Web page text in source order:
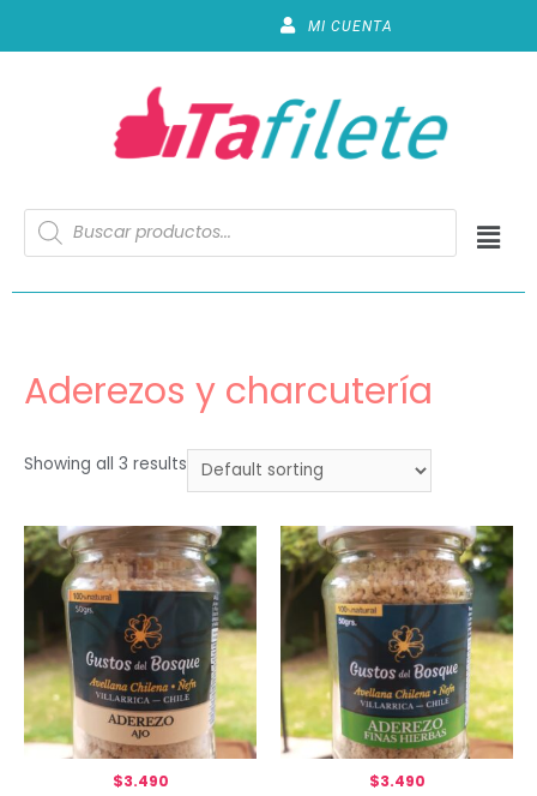
MI CUENTA
Aderezos y charcutería
Showing all 3 results
$3.490 $3.490